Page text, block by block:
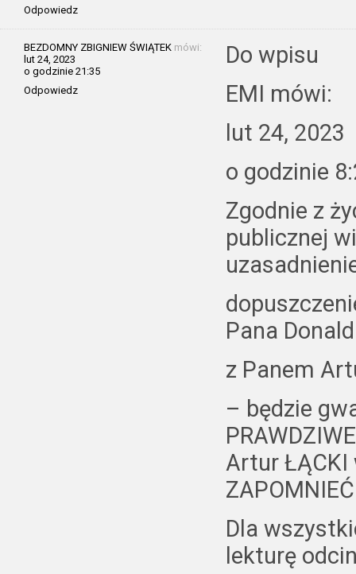
Odpowiedz
BEZDOMNY ZBIGNIEW ŚWIĄTEK mówi:
lut 24, 2023
o godzinie 21:35
Odpowiedz
Do wpisu
EMI mówi:
lut 24, 2023
o godzinie
Zgodnie z
publicznej
Pana
z Panem
– będzie
Artur ŁĄCKI
Dla
lekturę